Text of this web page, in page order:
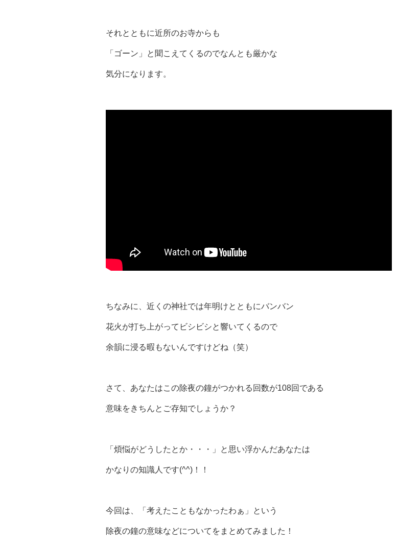
それとともに近所のお寺からも
「ゴーン」と聞こえてくるのでなんとも厳かな
気分になります。
ちなみに、近くの神社では年明けとともにバンバン
花火が打ち上がってビシビシと響いてくるので
余韻に浸る暇もないんですけどね（笑）
さて、あなたはこの除夜の鐘がつかれる回数が108回である
意味をきちんとご存知でしょうか？
「煩悩がどうしたとか・・・」と思い浮かんだあなたは
かなりの知識人です(^^)！！
今回は、「考えたこともなかったわぁ」という
除夜の鐘の意味などについてをまとめてみました！